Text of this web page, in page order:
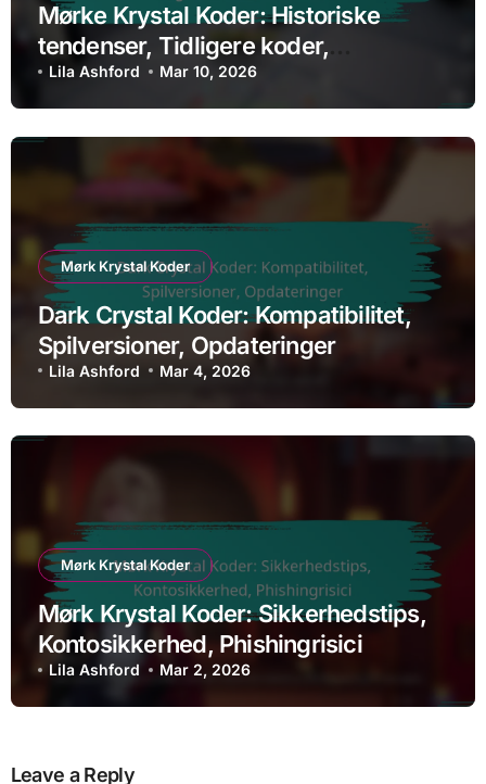
Mørke Krystal Koder: Historiske
tendenser, Tidligere koder,
Effektivitet
Lila Ashford Mar 10, 2026
Mørk Krystal Koder
Dark Crystal Koder: Kompatibilitet,
Spilversioner, Opdateringer
Lila Ashford Mar 4, 2026
Mørk Krystal Koder
Mørk Krystal Koder: Sikkerhedstips,
Kontosikkerhed, Phishingrisici
Lila Ashford Mar 2, 2026
Leave a Reply